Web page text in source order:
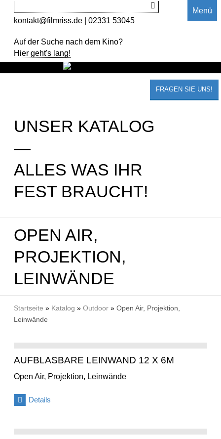
kontakt@filmriss.de | 02331 53045
Auf der Suche nach dem Kino?
Hier geht's lang!
Menü
UNSER KATALOG
—
ALLES WAS IHR
FEST BRAUCHT!
FRAGEN SIE UNS!
OPEN AIR,
PROJEKTION,
LEINWÄNDE
SIE SIND HIER
Startseite » Katalog » Outdoor » Open Air, Projektion,
Leinwände
AUFBLASBARE LEINWAND 12 X 6M
Open Air, Projektion, Leinwände
Details